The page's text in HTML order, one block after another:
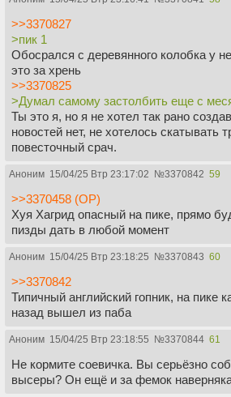
Так что я потерплю до тех пор, пока
нивелировано… ибо тогда уже никого
персов в конкретном проекте не
будет полно проектов с небелыми
(Но инклюзию и разнообразие может
исполнение. А я уверен, что в
мотивам ГП исполнение будет ещё
игры престолов. И совсем не потому,
темнокожий Северус…)
>>3370827
>пик 1
Обосрался с деревянного колобка у
это за хрень
>>3370825
>Думал самому застолбить еще с
Ты это я, но я не хотел так рано
новостей нет, не хотелось скатывать
повесточный срач.
Аноним 15/04/25 Втр 23:17:02 №3370842 59
>>3370458 (OP)
Хуя Хагрид опасный на пике, прямо
пизды дать в любой момент
Аноним 15/04/25 Втр 23:18:25 №3370843 60
>>3370842
Типичный английский гопник, на пике
назад вышел из паба
Аноним 15/04/25 Втр 23:18:55 №3370844 61
Не кормите соевичка. Вы серьёзно
высеры? Он ещё и за фемок